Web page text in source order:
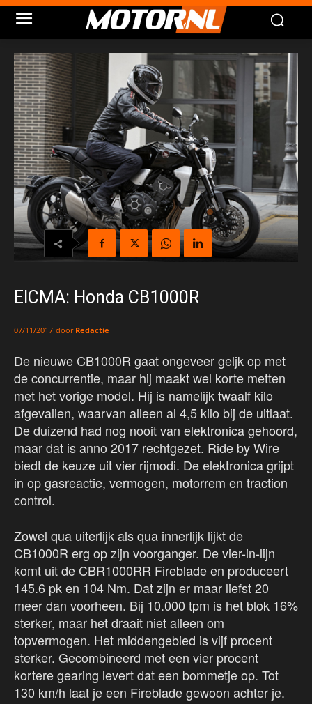
EICMA: Honda CB1000R
07/11/2017 door Redactie
De nieuwe CB1000R gaat ongeveer geljk op met
de concurrentie, maar hij maakt wel korte metten
met het vorige model. Hij is namelijk twaalf kilo
afgevallen, waarvan alleen al 4,5 kilo bij de uitlaat.
De duizend had nog nooit van elektronica gehoord,
maar dat is anno 2017 rechtgezet. Ride by Wire
biedt de keuze uit vier rijmodi. De elektronica grijpt
in op gasreactie, vermogen, motorrem en traction
control.
Zowel qua uiterlijk als qua innerlijk lijkt de
CB1000R erg op zijn voorganger. De vier-in-lijn
komt uit de CBR1000RR Fireblade en produceert
145.6 pk en 104 Nm. Dat zijn er maar liefst 20
meer dan voorheen. Bij 10.000 tpm is het blok 16%
sterker, maar het draait niet alleen om
topvermogen. Het middengebied is vijf procent
sterker. Gecombineerd met een vier procent
kortere gearing levert dat een bommetje op. Tot
130 km/h laat je een Fireblade gewoon achter je.